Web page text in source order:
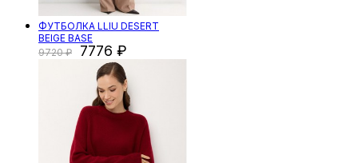
ФУТБОЛКА LLIU DESERT
BEIGE BASE
9720
7776